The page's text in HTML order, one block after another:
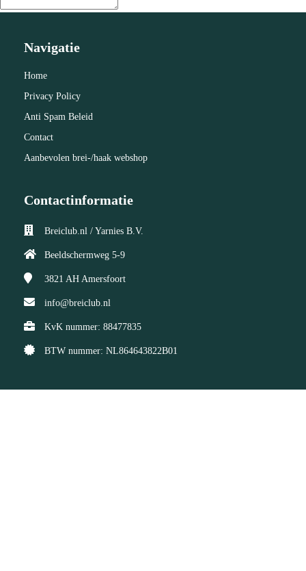
Navigatie
Home
Privacy Policy
Anti Spam Beleid
Contact
Aanbevolen brei-/haak webshop
Contactinformatie
Breiclub.nl / Yarnies B.V.
Beeldschermweg 5-9
3821 AH Amersfoort
info@breiclub.nl
KvK nummer: 88477835
BTW nummer: NL864643822B01